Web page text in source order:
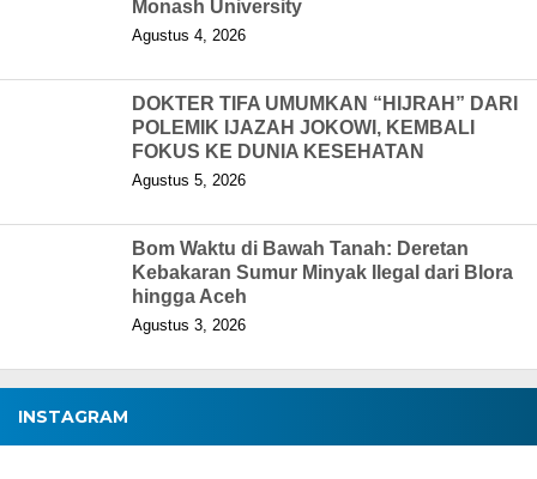
Monash University
Agustus 4, 2026
DOKTER TIFA UMUMKAN “HIJRAH” DARI
POLEMIK IJAZAH JOKOWI, KEMBALI
FOKUS KE DUNIA KESEHATAN
Agustus 5, 2026
Bom Waktu di Bawah Tanah: Deretan
Kebakaran Sumur Minyak Ilegal dari Blora
hingga Aceh
Agustus 3, 2026
INSTAGRAM